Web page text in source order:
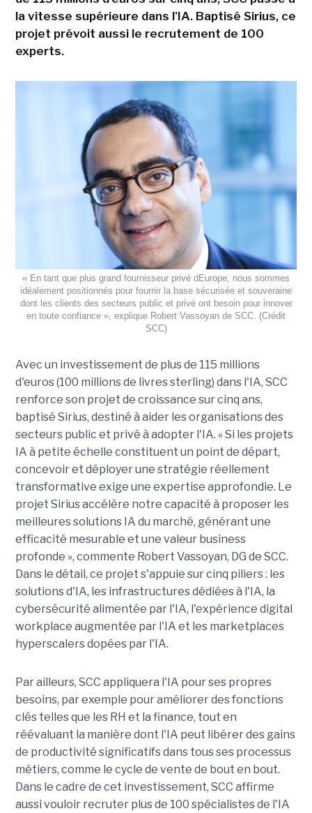
la vitesse supérieure dans l'IA. Baptisé Sirius, ce
projet prévoit aussi le recrutement de 100
experts.
« En tant que plus grand fournisseur privé dEurope, nous sommes
idéalement positionnés pour fournir la base sécurisée et souveraine
dont les clients des secteurs public et privé ont besoin pour innover
en toute confiance », explique Robert Vassoyan de SCC. (Crédit
SCC)
Avec un investissement de plus de 115 millions
d'euros (100 millions de livres sterling) dans l'IA, SCC
renforce son projet de croissance sur cinq ans,
baptisé Sirius, destiné à aider les organisations des
secteurs public et privé à adopter l'IA. « Si les projets
IA à petite échelle constituent un point de départ,
concevoir et déployer une stratégie réellement
transformative exige une expertise approfondie. Le
projet Sirius accélère notre capacité à proposer les
meilleures solutions IA du marché, générant une
efficacité mesurable et une valeur business
profonde », commente Robert Vassoyan, DG de SCC.
Dans le détail, ce projet s'appuie sur cinq piliers : les
solutions d'IA, les infrastructures dédiées à l'IA, la
cybersécurité alimentée par l'IA, l'expérience digital
workplace augmentée par l'IA et les marketplaces
hyperscalers dopées par l'IA.
Par ailleurs, SCC appliquera l'IA pour ses propres
besoins, par exemple pour améliorer des fonctions
clés telles que les RH et la finance, tout en
réévaluant la manière dont l'IA peut libérer des gains
de productivité significatifs dans tous ses processus
métiers, comme le cycle de vente de bout en bout.
Dans le cadre de cet investissement, SCC affirme
aussi vouloir recruter plus de 100 spécialistes de l'IA